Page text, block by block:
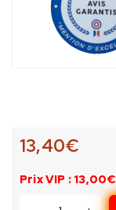
13,40€
Prix VIP : 13,00€